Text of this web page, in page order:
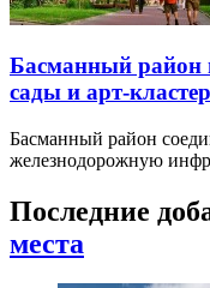
Басманный район
сады и арт-
Басманный район
железнодорожную
Последние
места